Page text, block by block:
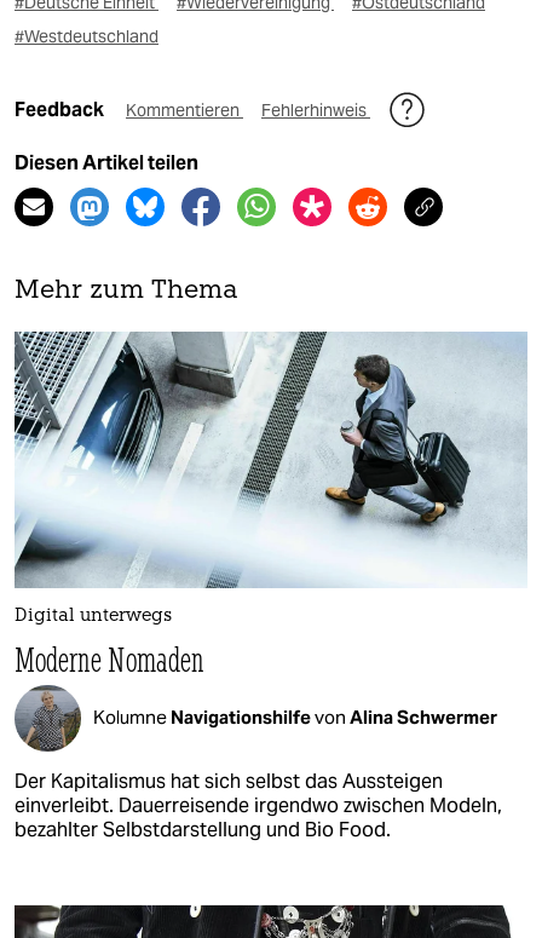
#Westdeutschland
Feedback Kommentieren Fehlerhinweis
Diesen Artikel teilen
Mehr zum Thema
Digital unterwegs
Moderne Nomaden
Kolumne Navigationshilfe​von Alina Schwermer
Der Kapitalismus hat sich selbst das Aussteigen
einverleibt. Dauerreisende irgendwo zwischen Modeln,
bezahlter Selbstdarstellung und Bio Food.